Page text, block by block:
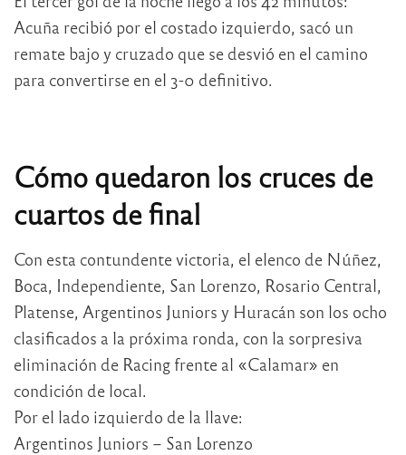
Acuña recibió por el costado izquierdo, sacó un
remate bajo y cruzado que se desvió en el camino
para convertirse en el 3-0 definitivo.
Cómo quedaron los cruces de
cuartos de final
Con esta contundente victoria, el elenco de Núñez,
Boca, Independiente, San Lorenzo, Rosario Central,
Platense, Argentinos Juniors y Huracán son los ocho
clasificados a la próxima ronda, con la sorpresiva
eliminación de Racing frente al «Calamar» en
condición de local.
Por el lado izquierdo de la llave:
Argentinos Juniors – San Lorenzo